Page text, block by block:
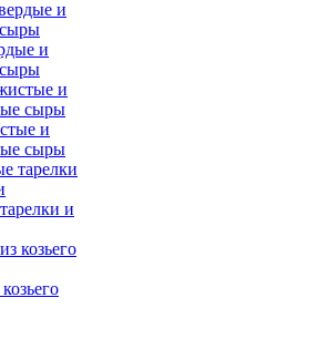
и
и
сыры
и